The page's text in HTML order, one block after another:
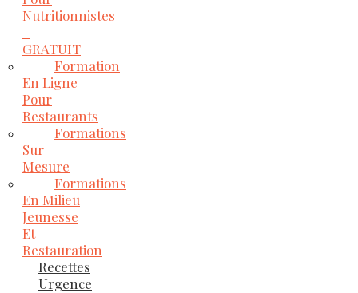
Nutritionnistes
–
GRATUIT
Formation
En Ligne
Pour
Restaurants
Formations
Sur
Mesure
Formations
En Milieu
Jeunesse
Et
Restauration
Recettes
Urgence